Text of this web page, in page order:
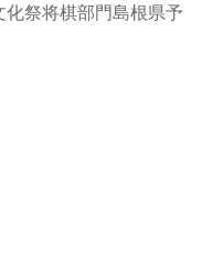
祭将棋部門島根県予